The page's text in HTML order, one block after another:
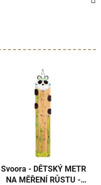
Svoora - DĚTSKÝ METR
NA MĚŘENÍ RŮSTU -